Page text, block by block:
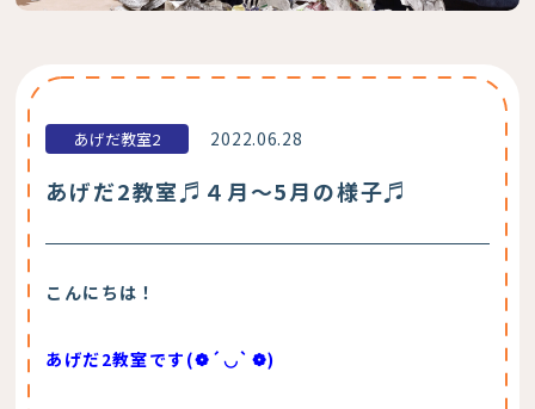
あげだ教室2 2022.06.28
あげだ2教室♬４月～5月の様子♬
こんにちは！
あげだ2教室です(❁´◡`❁)